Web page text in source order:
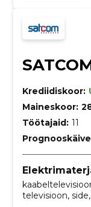
Krediidiskoor:
Maineskoor:
Töötajaid: 11
televisioon,